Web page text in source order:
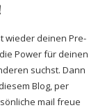
wieder deinen Pre-
Power für deinen
suchst. Dann
Blog, per
mail freue